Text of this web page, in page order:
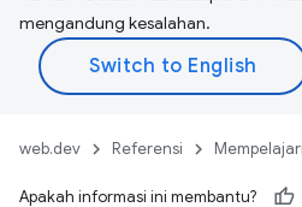
mengandung kesalahan.
web.dev Referensi
Apakah informasi ini membantu?